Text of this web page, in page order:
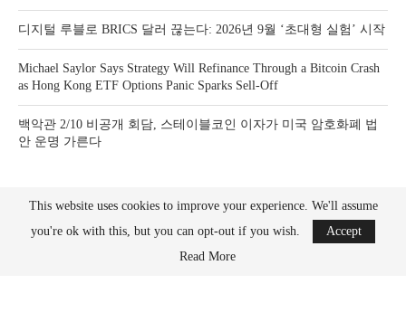
디지털 루블로 BRICS 달러 끊는다: 2026년 9월 ‘초대형 실험’ 시작
Michael Saylor Says Strategy Will Refinance Through a Bitcoin Crash
as Hong Kong ETF Options Panic Sparks Sell-Off
백악관 2/10 비공개 회담, 스테이블코인 이자가 미국 암호화폐 법
안 운명 가른다
Bitcoin News Crypto is the leader in news and information on cryptocurrency, digital
This website uses cookies to improve your experience. We'll assume
you're ok with this, but you can opt-out if you wish.
Accept
Read More